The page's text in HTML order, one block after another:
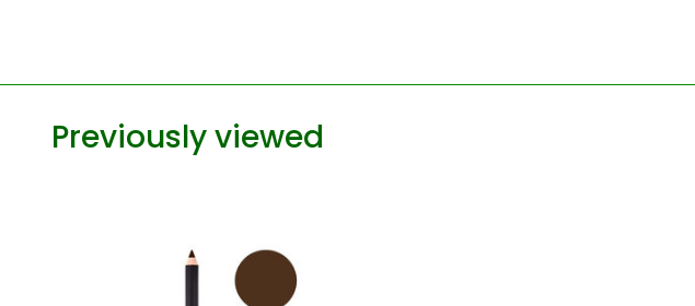
Previously viewed